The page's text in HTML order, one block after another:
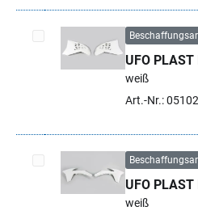
Artikel auswählen
UFO
weiß
Art.-Nr.:
Artikel auswählen
UFO
weiß